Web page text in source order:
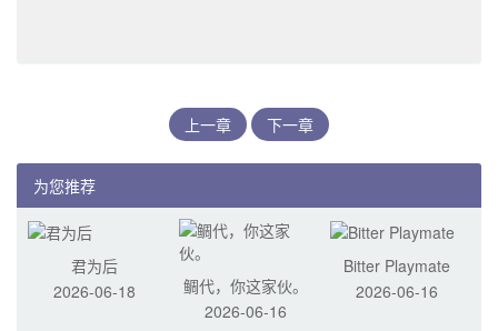
上一章 下一章
为您推荐
君为后
2026-06-18
鲷代，你这家伙。
2026-06-16
Bitter Playmate
2026-06-16